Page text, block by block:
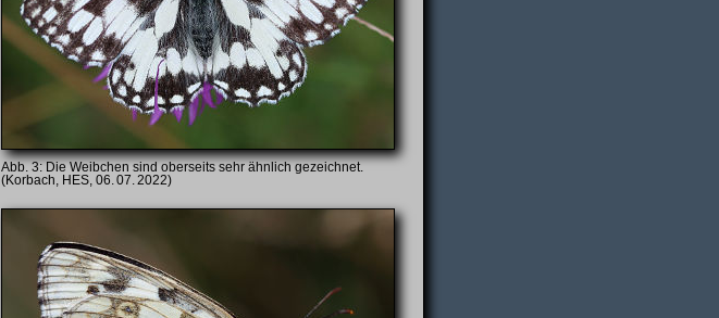
Die Weibchen sind oberseits sehr ähnlich gezeichnet.
(Korbach, HES, 06. 07. 2022)